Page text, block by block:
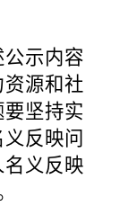
示内容
源和社
坚持实
反映问
义反映